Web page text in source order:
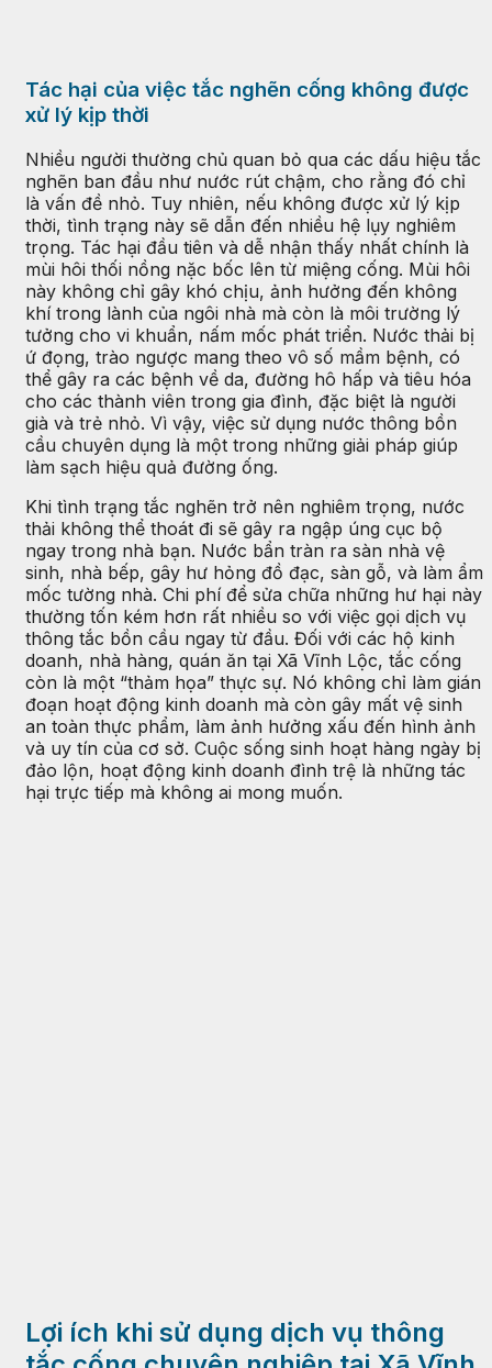
Tác hại của việc tắc nghẽn cống không được
xử lý kịp thời
Nhiều người thường chủ quan bỏ qua các dấu hiệu tắc
nghẽn ban đầu như nước rút chậm, cho rằng đó chỉ
là vấn đề nhỏ. Tuy nhiên, nếu không được xử lý kịp
thời, tình trạng này sẽ dẫn đến nhiều hệ lụy nghiêm
trọng. Tác hại đầu tiên và dễ nhận thấy nhất chính là
mùi hôi thối nồng nặc bốc lên từ miệng cống. Mùi hôi
này không chỉ gây khó chịu, ảnh hưởng đến không
khí trong lành của ngôi nhà mà còn là môi trường lý
tưởng cho vi khuẩn, nấm mốc phát triển. Nước thải bị
ứ đọng, trào ngược mang theo vô số mầm bệnh, có
thể gây ra các bệnh về da, đường hô hấp và tiêu hóa
cho các thành viên trong gia đình, đặc biệt là người
già và trẻ nhỏ. Vì vậy, việc sử dụng nước thông bồn
cầu chuyên dụng là một trong những giải pháp giúp
làm sạch hiệu quả đường ống.
Khi tình trạng tắc nghẽn trở nên nghiêm trọng, nước
thải không thể thoát đi sẽ gây ra ngập úng cục bộ
ngay trong nhà bạn. Nước bẩn tràn ra sàn nhà vệ
sinh, nhà bếp, gây hư hỏng đồ đạc, sàn gỗ, và làm ẩm
mốc tường nhà. Chi phí để sửa chữa những hư hại này
thường tốn kém hơn rất nhiều so với việc gọi dịch vụ
thông tắc bồn cầu ngay từ đầu. Đối với các hộ kinh
doanh, nhà hàng, quán ăn tại Xã Vĩnh Lộc, tắc cống
còn là một “thảm họa” thực sự. Nó không chỉ làm gián
đoạn hoạt động kinh doanh mà còn gây mất vệ sinh
an toàn thực phẩm, làm ảnh hưởng xấu đến hình ảnh
và uy tín của cơ sở. Cuộc sống sinh hoạt hàng ngày bị
đảo lộn, hoạt động kinh doanh đình trệ là những tác
hại trực tiếp mà không ai mong muốn.
Lợi ích khi sử dụng dịch vụ thông